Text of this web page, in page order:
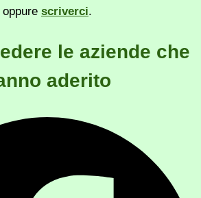
oppure scriverci.
le aziende che
aderito